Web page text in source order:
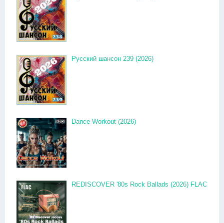
Русский шансон 239 (2026)
Dance Workout (2026)
REDISCOVER '80s Rock Ballads (2026) FLAC